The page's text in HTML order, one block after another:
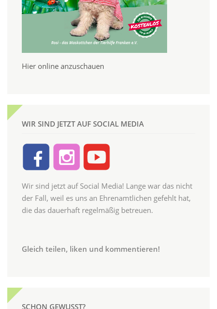
Hier online anzuschauen
WIR SIND JETZT AUF SOCIAL MEDIA
Wir sind jetzt auf Social Media! Lange war das nicht
der Fall, weil es uns an Ehrenamtlichen gefehlt hat,
die das dauerhaft regelmäßig betreuen.
Gleich teilen, liken und kommentieren!
SCHON GEWUSST?